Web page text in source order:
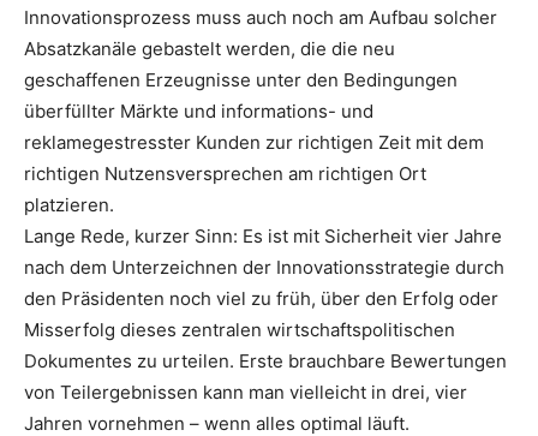
Innovationsprozess muss auch noch am Aufbau solcher
Absatzkanäle gebastelt werden, die die neu
geschaffenen Erzeugnisse unter den Bedingungen
überfüllter Märkte und informations- und
reklamegestresster Kunden zur richtigen Zeit mit dem
richtigen Nutzensversprechen am richtigen Ort
platzieren.
Lange Rede, kurzer Sinn: Es ist mit Sicherheit vier Jahre
nach dem Unterzeichnen der Innovationsstrategie durch
den Präsidenten noch viel zu früh, über den Erfolg oder
Misserfolg dieses zentralen wirtschaftspolitischen
Dokumentes zu urteilen. Erste brauchbare Bewertungen
von Teilergebnissen kann man vielleicht in drei, vier
Jahren vornehmen – wenn alles optimal läuft.